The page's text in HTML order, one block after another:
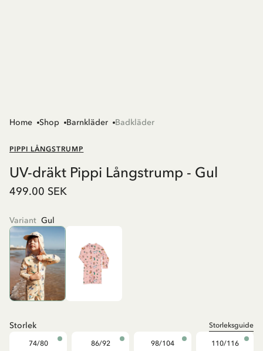
Home Shop Barnkläder Badkläder
PIPPI LÅNGSTRUMP
UV-dräkt Pippi Långstrump - Gul
499.00 SEK
Variant Gul
Storlek Storleksguide
74/80 86/92 98/104 110/116